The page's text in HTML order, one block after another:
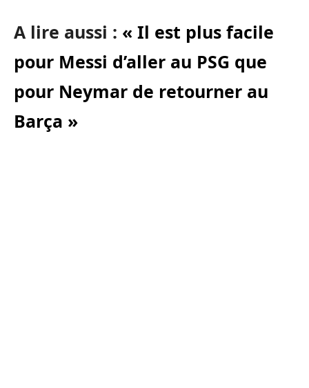
A lire aussi : « Il est plus facile
pour Messi d’aller au PSG que
pour Neymar de retourner au
Barça »